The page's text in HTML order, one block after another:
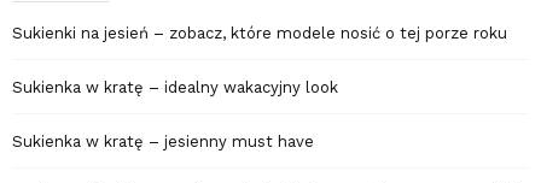
Sukienki na jesień – zobacz, które modele nosić o tej porze roku
Sukienka w kratę – idealny wakacyjny look
Sukienka w kratę – jesienny must have